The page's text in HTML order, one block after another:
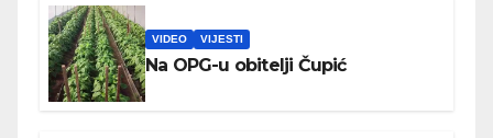
VIDEO VIJESTI
Na OPG-u obitelji Čupić